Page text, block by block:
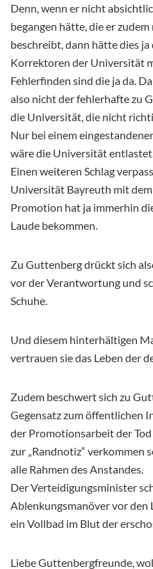
Denn, wenn er nicht
begangen hätte, die er
beschreibt, dann hätte dies
Korrektoren der Universität
Fehlerfinden sind die ja da.
also nicht der fehlerhafte zu
die Universität, die nicht
Nur bei einem
wäre die Universität
Einen weiteren Schlag
Universität Bayreuth mit
Promotion hat ja immerhin
Laude bekommen.
Zu Guttenberg drückt sich
vor der Verantwortung und
Schuhe.
Und diesem hinterhältigen
vertrauen sie das Leben der
Zudem beschwert sich zu
Gegensatz zum öffentlichen
der Promotionsarbeit der
zur „Randnotiz“ verkommen
alle Rahmen des Anstandes.
Der Verteidigungsminister
Ablenkungsmanöver vor den
ein Vollbad im Blut der
Liebe Guttenbergfreunde,